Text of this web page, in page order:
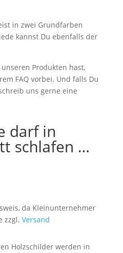
in zwei Grundfarben
kannst Du ebenfalls der
Produkten hast,
FAQ vorbei. Und falls Du
uns gerne eine
darf in
schlafen …
da Kleinunternehmer
zzgl. Versand
Holzschilder werden in